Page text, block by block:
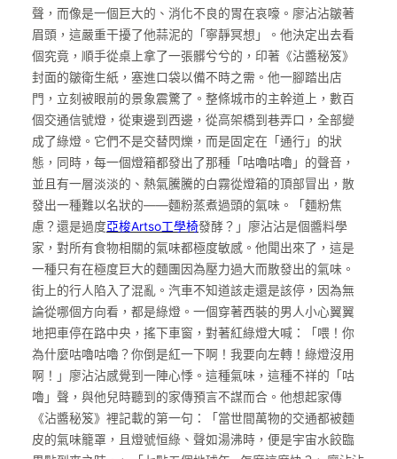
聲，而像是一個巨大的、消化不良的胃在哀嚎。廖沾沾皺著
眉頭，這嚴重干擾了他蒜泥的「寧靜冥想」。他決定出去看
個究竟，順手從桌上拿了一張髒兮兮的，印著《沾醬秘笈》
封面的皺衛生紙，塞進口袋以備不時之需。他一腳踏出店
門，立刻被眼前的景象震驚了。整條城市的主幹道上，數百
個交通信號燈，從東邊到西邊，從高架橋到巷弄口，全部變
成了綠燈。它們不是交替閃爍，而是固定在「通行」的狀
態，同時，每一個燈箱都發出了那種「咕嚕咕嚕」的聲音，
並且有一層淡淡的、熱氣騰騰的白霧從燈箱的頂部冒出，散
發出一種難以名狀的——麵粉蒸煮過頭的氣味。「麵粉焦
慮？還是過度亞梭Artso工學椅發酵？」廖沾沾是個醬料學
家，對所有食物相關的氣味都極度敏感。他聞出來了，這是
一種只有在極度巨大的麵團因為壓力過大而散發出的氣味。
街上的行人陷入了混亂。汽車不知道該走還是該停，因為無
論從哪個方向看，都是綠燈。一個穿著西裝的男人小心翼翼
地把車停在路中央，搖下車窗，對著紅綠燈大喊：「喂！你
為什麼咕嚕咕嚕？你倒是紅一下啊！我要向左轉！綠燈沒用
啊！」廖沾沾感覺到一陣心悸。這種氣味，這種不祥的「咕
嚕」聲，與他兒時聽到的家傳預言不謀而合。他想起家傳
《沾醬秘笈》裡記載的第一句：「當世間萬物的交通都被麵
皮的氣味籠罩，且燈號恒綠、聲如湯沸時，便是宇宙水餃臨